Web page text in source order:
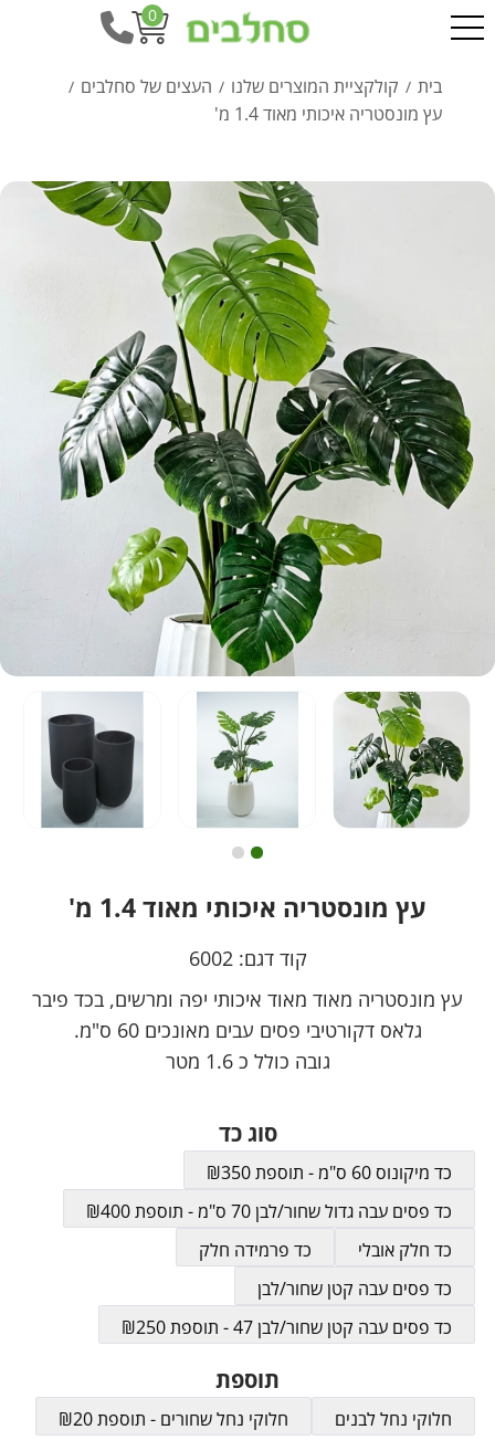
0
בית / קולקציית המוצרים שלנו / העצים של סחלבים /
עץ מונסטריה איכותי מאוד 1.4 מ'
עץ מונסטריה איכותי מאוד 1.4 מ'
קוד דגם:6002
עץ מונסטריה מאוד מאוד איכותי יפה ומרשים, בכד פיבר
גלאס דקורטיבי פסים עבים מאונכים 60 ס"מ.
גובה כולל כ 1.6 מטר
סוג כד
כד מיקונוס 60 ס"מ - תוספת ₪350
כד פסים עבה גדול שחור/לבן 70 ס"מ - תוספת ₪400
כד חלק אובלי
כד פרמידה חלק
כד פסים עבה קטן שחור/לבן
כד פסים עבה קטן שחור/לבן 47 - תוספת ₪250
תוספת
חלוקי נחל לבנים חלוקי נחל שחורים - תוספת ₪20